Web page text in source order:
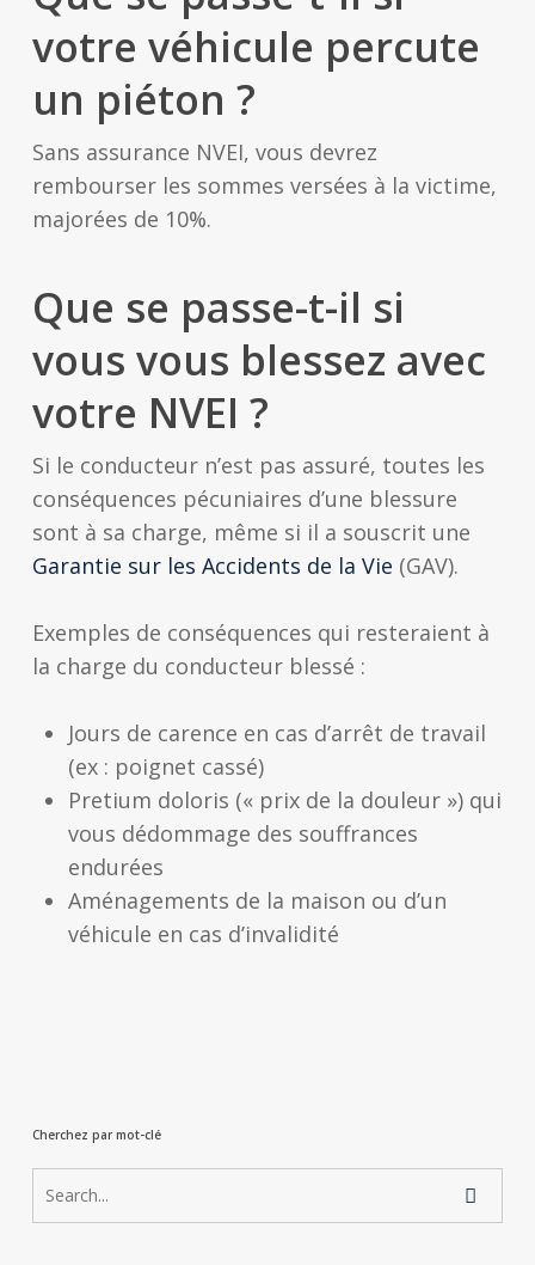
votre véhicule percute
un piéton ?
Sans assurance NVEI, vous devrez
rembourser les sommes versées à la victime,
majorées de 10%.
Que se passe-t-il si
vous vous blessez avec
votre NVEI ?
Si le conducteur n’est pas assuré, toutes les
conséquences pécuniaires d’une blessure
sont à sa charge, même si il a souscrit une
Garantie sur les Accidents de la Vie (GAV).
Exemples de conséquences qui resteraient à
la charge du conducteur blessé :
Jours de carence en cas d’arrêt de travail
(ex : poignet cassé)
Pretium doloris (« prix de la douleur ») qui
vous dédommage des souffrances
endurées
Aménagements de la maison ou d’un
véhicule en cas d’invalidité
Cherchez par mot-clé